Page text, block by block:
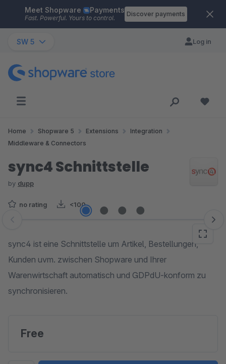
Skip to main content
Meet Shopware Payments
Fast. Powerful. Yours to control.
Discover payments
SW 5 Log in
Home Shopware 5 Extensions
Integration
Middleware & Connectors
sync4 Schnittstelle
by dupp
no rating <100
Skip image gallery
sync4 ist eine Schnittstelle um Artikel, Bestellungen,
Kunden uvm. zwischen Shopware und Ihrer
Warenwirtschaft automatisch und GDPdU-konform zu
synchronisieren.
Free